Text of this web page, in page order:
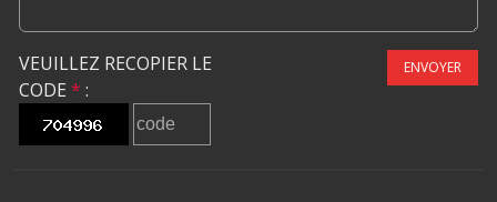
VEUILLEZ RECOPIER LE
CODE * :
ENVOYER